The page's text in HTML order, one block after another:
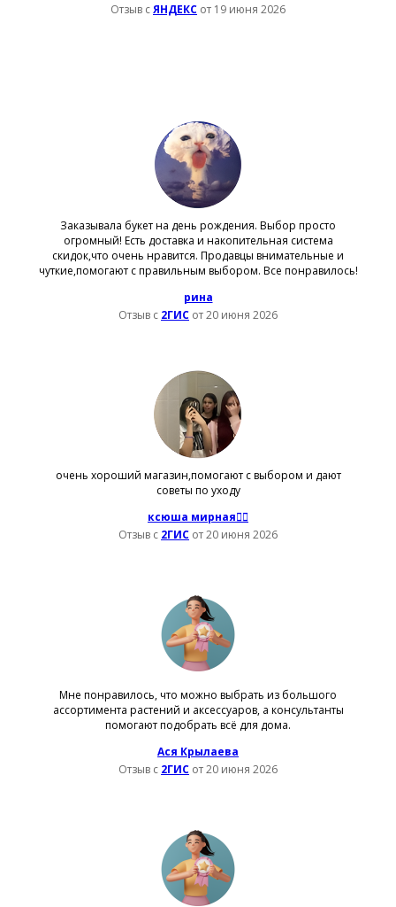
Отзыв сЯНДЕКС от 19 июня 2026
Заказывала букет на день рождения. Выбор просто
огромный! Есть доставка и накопительная система
скидок,что очень нравится. Продавцы внимательные и
чуткие,помогают с правильным выбором. Все понравилось!
рина
Отзыв с 2ГИС от 20 июня 2026
очень хороший магазин,помогают с выбором и дают
советы по уходу
ксюша мирная☝🏻
Отзыв с 2ГИС от 20 июня 2026
Мне понравилось, что можно выбрать из большого
ассортимента растений и аксессуаров, а консультанты
помогают подобрать всё для дома.
Ася Крылаева
Отзыв с 2ГИС от 20 июня 2026